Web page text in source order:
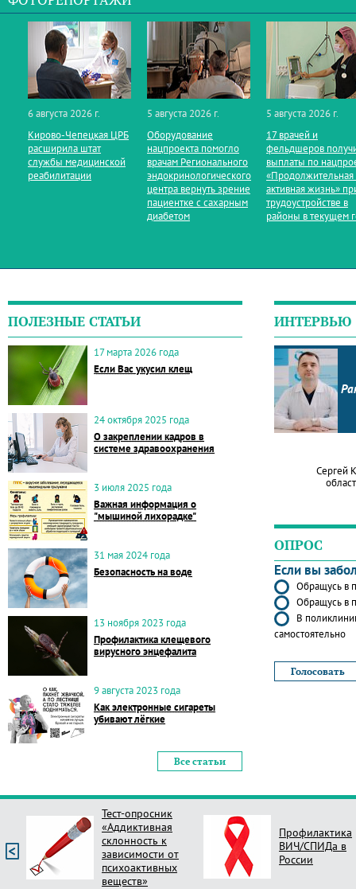
6 августа 2026 г.
Кирово‑Чепецкая ЦРБ
расширила штат
службы медицинской
реабилитации
5 августа 2026 г.
Оборудование
нацпроекта помогло
врачам Регионального
эндокринологического
центра вернуть зрение
пациентке с сахарным
диабетом
5 августа 2026 г.
17 врачей и
фельдшеров
выплаты по
«Продолжительная
активная жизнь»
трудоустройстве в
районы в текущем
ПОЛЕЗНЫЕ СТАТЬИ
17 марта 2026 года
Если Вас укусил клещ
24 октября 2025 года
О закреплении кадров в
системе здравоохранения
3 июля 2025 года
Важная информация о
"мышиной лихорадке"
31 мая 2024 года
Безопасность на воде
13 ноября 2023 года
Профилактика клещевого
вирусного энцефалита
9 августа 2023 года
Как электронные сигареты
убивают лёгкие
Все статьи
ИНТЕРВЬЮ
Сергей
ОПРОС
Если вы
Обращусь в
Обращусь в
В
самостоятельно
Тест-опросник
«Аддиктивная
склонность к
зависимости от
психоактивных
веществ»
Профилактика
ВИЧ/СПИДа в
России